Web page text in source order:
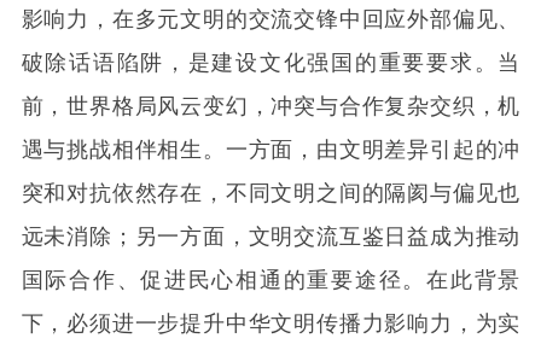
影响力，在多元文明的交流交锋中回应外部偏见、
破除话语陷阱，是建设文化强国的重要要求。当
前，世界格局风云变幻，冲突与合作复杂交织，机
遇与挑战相伴相生。一方面，由文明差异引起的冲
突和对抗依然存在，不同文明之间的隔阂与偏见也
远未消除；另一方面，文明交流互鉴日益成为推动
国际合作、促进民心相通的重要途径。在此背景
下，必须进一步提升中华文明传播力影响力，为实